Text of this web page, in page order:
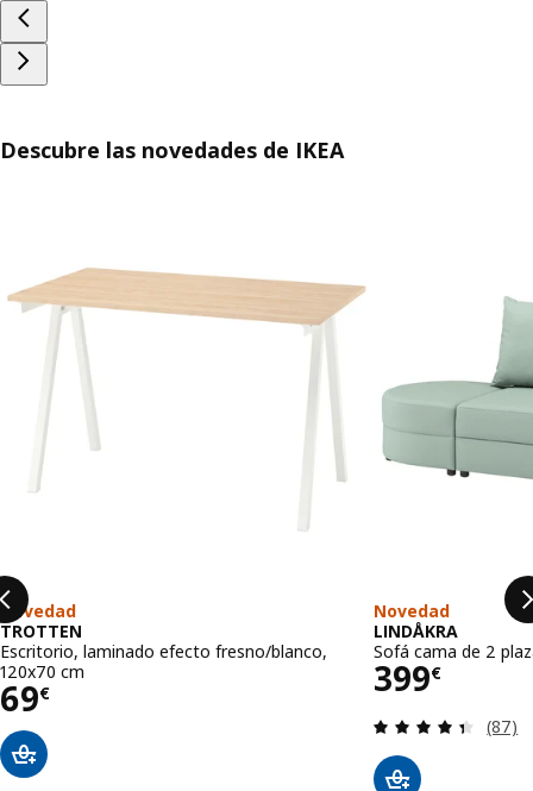
Descubre las novedades de IKEA
Novedad
TROTTEN
Escritorio, laminado efecto fresno/blanco,
120x70 cm
69€
Precio 69€
Novedad
LINDÅKRA
Sofá cama de 2
399€
Precio
(87)